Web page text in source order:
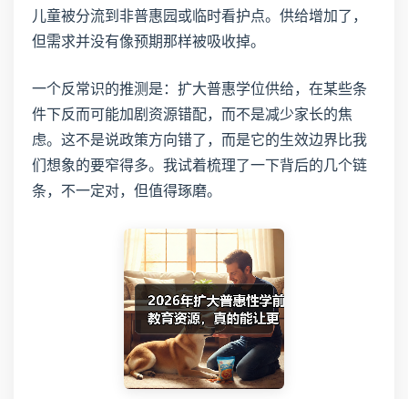
儿童被分流到非普惠园或临时看护点。供给增加了，
但需求并没有像预期那样被吸收掉。
一个反常识的推测是：扩大普惠学位供给，在某些条
件下反而可能加剧资源错配，而不是减少家长的焦
虑。这不是说政策方向错了，而是它的生效边界比我
们想象的要窄得多。我试着梳理了一下背后的几个链
条，不一定对，但值得琢磨。